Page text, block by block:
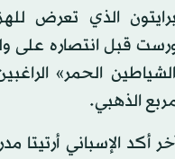
قبل انتصاره على
الحمر»
الذهبي.
أكد الإسباني أرتيتا